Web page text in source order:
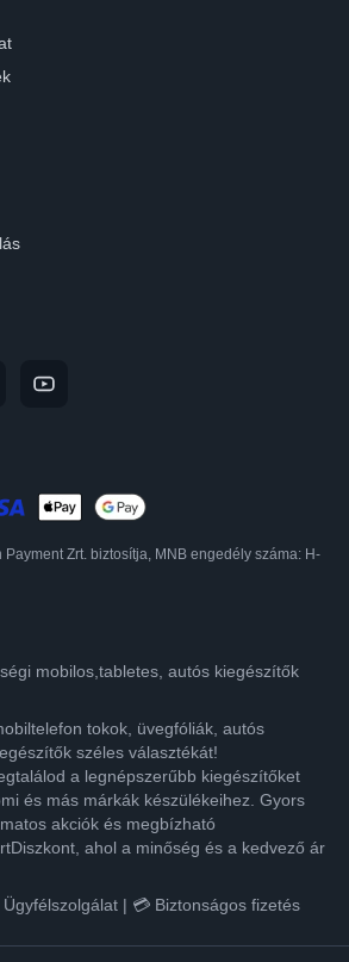
Zrt. biztosítja, MNB engedély száma: H-
mobilos,tabletes, autós kiegészítők
tokok, üvegfóliák, autós
széles választékát!
a legnépszerűbb kiegészítőket
és más márkák készülékeihez. Gyors
akciók és megbízható
ahol a minőség és a kedvező ár
| 💳 Biztonságos fizetés